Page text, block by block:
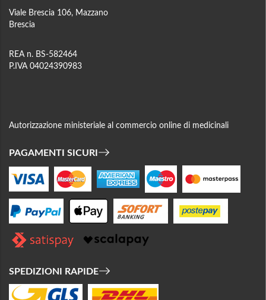
Viale Brescia 106, Mazzano
Brescia
REA n. BS-582464
P.IVA 04024390983
Autorizzazione ministeriale al commercio online di medicinali
PAGAMENTI SICURI
SPEDIZIONI RAPIDE